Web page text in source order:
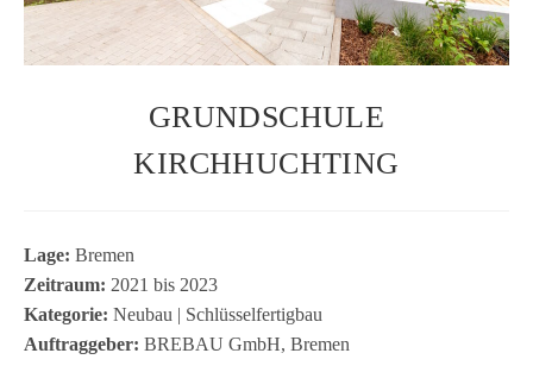
GRUNDSCHULE
KIRCHHUCHTING
Lage: Bre­men
Zeit­raum: 2021 bis 2023
Kate­go­rie: Neu­bau | Schlüs­sel­fer­tig­bau
Auf­trag­ge­ber: BREBAU GmbH, Bremen